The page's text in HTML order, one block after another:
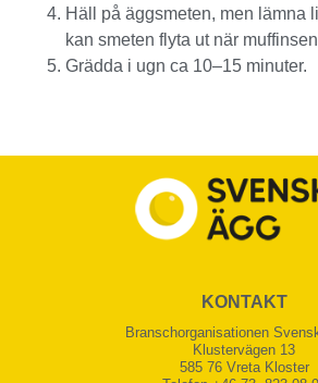
Häll på äggsmeten, men lämna
kan smeten flyta ut när
Grädda i ugn ca 10–15 minuter.
KONTAKT
Branschorganisationen
Klustervägen 13
585 76 Vreta Kloster